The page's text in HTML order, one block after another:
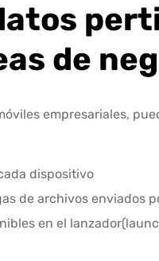
de
empresariales,
dispositivo
de archivos enviados
en el